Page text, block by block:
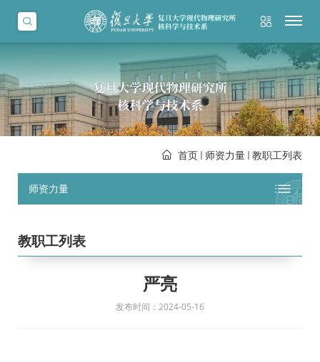
首页 师资力量 教职工列表
师资力量
教职工列表
严亮
发布时间：2024-05-16